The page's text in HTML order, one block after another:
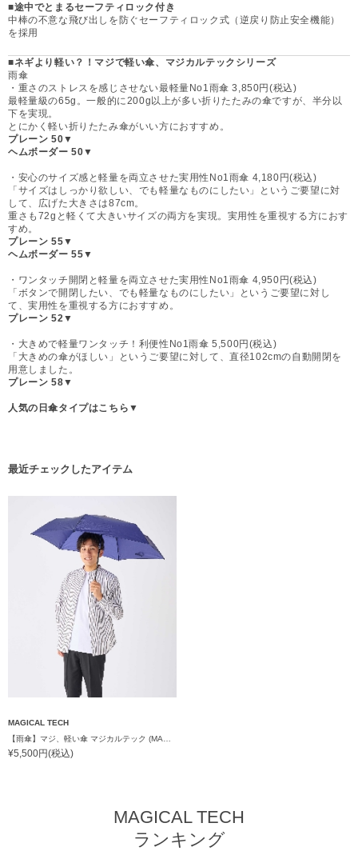
■途中でとまるセーフティロック付き
中棒の不意な飛び出しを防ぐセーフティロック式（逆戻り防止安全機能）
を採用
■ネギより軽い？！マジで軽い傘、マジカルテックシリーズ
雨傘
・重さのストレスを感じさせない最軽量No1雨傘 3,850円(税込)
最軽量級の65g。一般的に200g以上が多い折りたたみの傘ですが、半分以
下を実現。
とにかく軽い折りたたみ傘がいい方におすすめ。
プレーン 50▼
ヘムボーダー 50▼
・安心のサイズ感と軽量を両立させた実用性No1雨傘 4,180円(税込)
「サイズはしっかり欲しい、でも軽量なものにしたい」というご要望に対
して、広げた大きさは87cm。
重さも72gと軽くて大きいサイズの両方を実現。実用性を重視する方におす
すめ。
プレーン 55▼
ヘムボーダー 55▼
・ワンタッチ開閉と軽量を両立させた実用性No1雨傘 4,950円(税込)
「ボタンで開閉したい、でも軽量なものにしたい」というご要望に対し
て、実用性を重視する方におすすめ。
プレーン 52▼
・大きめで軽量ワンタッチ！利便性No1雨傘 5,500円(税込)
「大きめの傘がほしい」というご要望に対して、直径102cmの自動開閉を
用意しました。
プレーン 58▼
人気の日傘タイプはこちら▼
最近チェックしたアイテム
MAGICAL TECH
【雨傘】マジ、軽い傘 マジカルテック (MAGICAL TECH) 自動開閉折りたたみ傘 無地【公式ムーンバット】 レディース メンズ ユニセックス 男女兼用 晴雨兼用 超軽量 UV
¥5,500円(税込)
MAGICAL TECH
ランキング